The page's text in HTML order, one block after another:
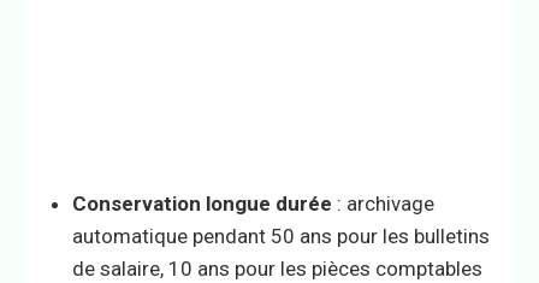
Conservation longue durée : archivage
automatique pendant 50 ans pour les bulletins
de salaire, 10 ans pour les pièces comptables